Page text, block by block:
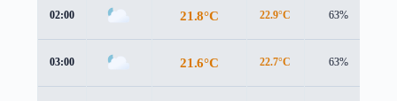
02:00 21.8°C 22.9°C 63%
03:00 21.6°C 22.7°C 63%